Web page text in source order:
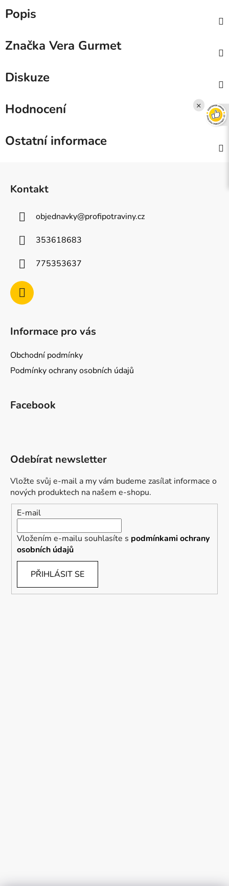
×
Popis
Značka Vera Gurmet
Diskuze
Hodnocení
Ostatní informace
Kontakt
objednavky@profipotraviny.cz
353618683
775353637
Informace pro vás
Obchodní podmínky
Podmínky ochrany osobních údajů
Facebook
Odebírat newsletter
Vložte svůj e-mail a my vám budeme zasílat informace o
nových produktech na našem e-shopu.
E-mail
Vložením e-mailu souhlasíte s podmínkami ochrany
osobních údajů
PŘIHLÁSIT SE